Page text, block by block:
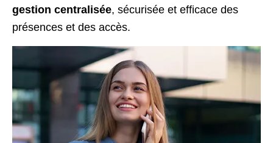
gestion centralisée, sécurisée et efficace des
présences et des accès.